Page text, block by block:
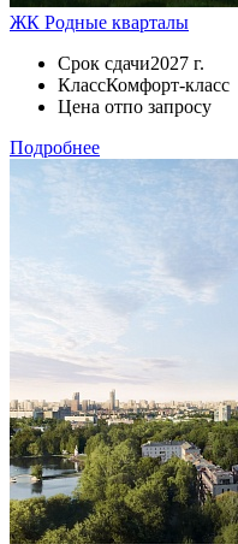
ЖК Родные кварталы
Срок сдачи2027 г.
КлассКомфорт-класс
Цена отпо запросу
Подробнее